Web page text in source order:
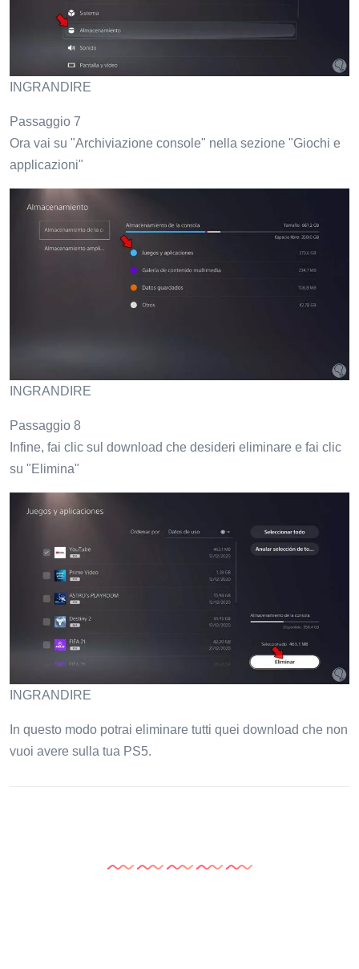
INGRANDIRE
Passaggio 7
Ora vai su "Archiviazione console" nella sezione "Giochi e
applicazioni"
INGRANDIRE
Passaggio 8
Infine, fai clic sul download che desideri eliminare e fai clic
su "Elimina"
INGRANDIRE
In questo modo potrai eliminare tutti quei download che non
vuoi avere sulla tua PS5.